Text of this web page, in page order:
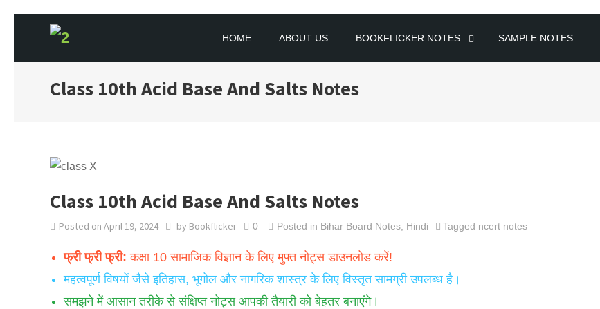
contentBOOKFLICKER NOTES
Gateway To Future
HOME ABOUT US BOOKFLICKER NOTES SAMPLE NOTES
Class 10th Acid Base And Salts Notes
Class 10th Acid Base And Salts Notes
Posted on April 19, 2024 by Bookflicker 0 Posted in Bihar Board Notes Hindi Tagged ncert notes
फ्री फ्री फ्री: कक्षा 10 सामाजिक विज्ञान के लिए मुफ्त नोट्स डाउनलोड करें!
महत्वपूर्ण विषयों जैसे इतिहास, भूगोल और नागरिक शास्त्र के लिए विस्तृत सामग्री उपलब्ध है।
समझने में आसान तरीके से संक्षिप्त नोट्स आपकी तैयारी को बेहतर बनाएंगे।